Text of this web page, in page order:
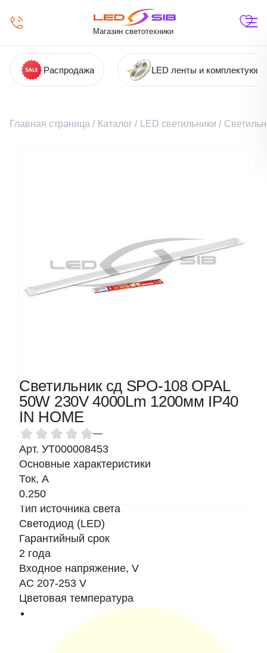
Магазин светотехники
Распродажа LED ленты и
Главная страница / Каталог / LED светильники /
Светильник сд SPO-108 OPAL
50W 230V 4000Lm 1200мм IP40
IN HOME
—
Арт. УТ000008453
Основные характеристики
Ток, A
0.250
Тип источника света
Светодиод (LED)
Гарантийный срок
2 года
Входное напряжение, V
AC 207-253 V
Цветовая температура